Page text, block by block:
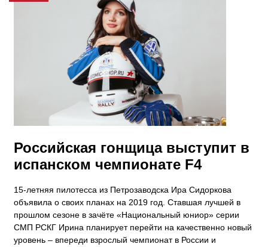
Российская гонщица выступит в
испанском чемпионате F4
15-летняя пилотесса из Петрозаводска Ира Сидоркова
объявила о своих планах на 2019 год. Ставшая лучшей в
прошлом сезоне в зачёте «Национальный юниор» серии
СМП РСКГ Ирина планирует перейти на качественно новый
уровень – впереди взрослый чемпионат в России и